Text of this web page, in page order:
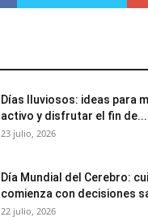
Días lluviosos: ideas para
activo y disfrutar el fin de...
23 julio, 2026
Día Mundial del Cerebro:
comienza con decisiones
22 julio, 2026